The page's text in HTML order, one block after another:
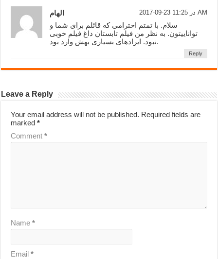
الهام 2017-09-23 در 11:25 AM
سلام. با تمتم احترامی که قائلم برای شما و
تواناییتون. به نظر من فیلم تابستان داغ فیلم خوبی
نبود. ایرادهای بسیاری بهش وارد بود.
Reply
Leave a Reply
Your email address will not be published. Required fields are
marked*
Comment*
Name*
Email*